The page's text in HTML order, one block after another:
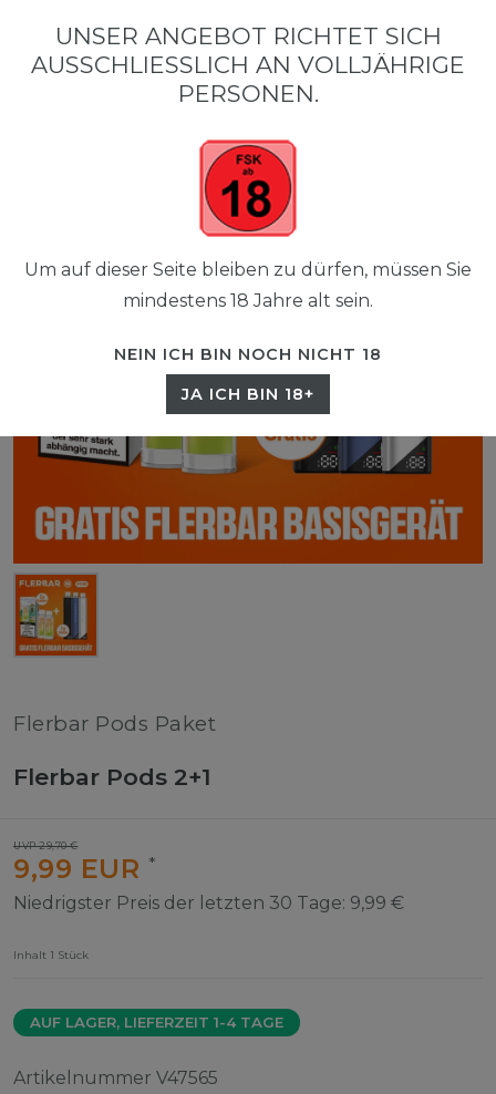
0
0,00 EUR
Flerbar Pods Paket
Flerbar Pods 2+1
UVP 29,70 €
9,99 EUR *
Niedrigster Preis der letzten 30 Tage: 9,99 €
Inhalt 1 Stück
AUF LAGER, LIEFERZEIT 1-4 TAGE
Artikelnummer V47565
UNSER ANGEBOT RICHTET SICH
AUSSCHLIESSLICH AN VOLLJÄHRIGE P
ERSONEN.
Um auf dieser Seite bleiben zu dürfen, müssen Sie
mindestens 18 Jahre alt sein.
NEIN ICH BIN NOCH NICHT 18
JA ICH BIN 18+